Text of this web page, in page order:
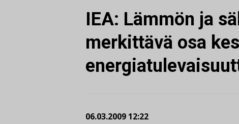
IEA: Lämmön ja
merkittävä osa
06.03.2009 12:22